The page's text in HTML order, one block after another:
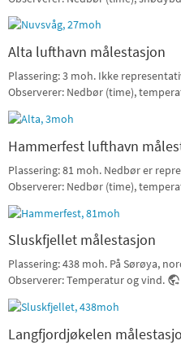
Alta lufthavn målestasjon
Plassering: 3 moh. Ikke
Observerer: Nedbør (time),
Hammerfest lufthavn
Plassering: 81 moh. Nedbør er
Observerer: Nedbør (time),
Sluskfjellet målestasjon
Plassering: 438 moh. På Sørøya,
Observerer: Temperatur og vind.
Langfjordjøkelen